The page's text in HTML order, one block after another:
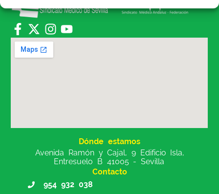
Dónde estamos
Avenida Ramón y Cajal, 9 Edificio Isla,
Entresuelo B 41005 - Sevilla
Contacto
954 932 038